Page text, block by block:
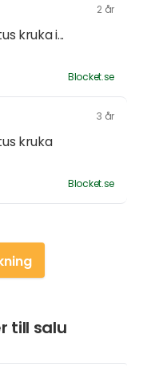
2 år
kruka i...
Blocket.se
3 år
kruka
Blocket.se
till salu